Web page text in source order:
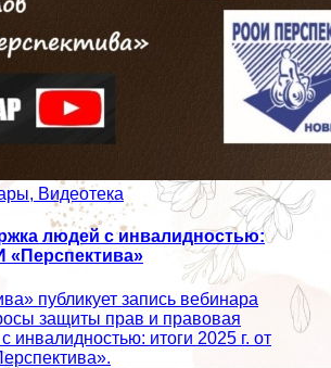
Видеотека
людей с инвалидностью:
«Перспектива»
публикует запись вебинара
защиты прав и правовая
инвалидностью: итоги 2025 г. от